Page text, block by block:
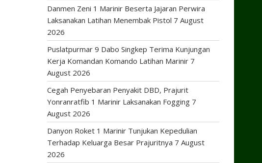
Danmen Zeni 1 Marinir Beserta Jajaran Perwira
Laksanakan Latihan Menembak Pistol 7 August
2026
Puslatpurmar 9 Dabo Singkep Terima Kunjungan
Kerja Komandan Komando Latihan Marinir 7
August 2026
Cegah Penyebaran Penyakit DBD, Prajurit
Yonranratfib 1 Marinir Laksanakan Fogging 7
August 2026
Danyon Roket 1 Marinir Tunjukan Kepedulian
Terhadap Keluarga Besar Prajuritnya 7 August
2026